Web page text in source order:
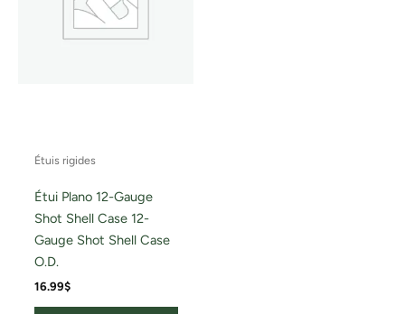
Étuis rigides
Étui Plano 12-Gauge
Shot Shell Case 12-
Gauge Shot Shell Case
O.D.
16.99$